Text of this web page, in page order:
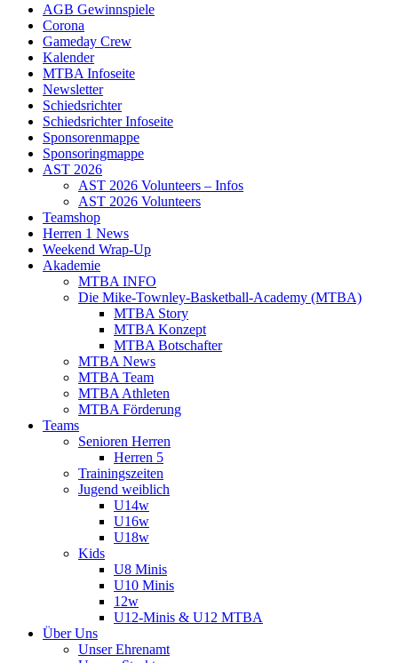
AGB Gewinnspiele
Corona
Gameday Crew
Kalender
MTBA Infoseite
Newsletter
Schiedsrichter
Schiedsrichter Infoseite
Sponsorenmappe
Sponsoringmappe
AST 2026
AST 2026 Volunteers – Infos
AST 2026 Volunteers
Teamshop
Herren 1 News
Weekend Wrap-Up
Akademie
MTBA INFO
Die Mike-Townley-Basketball-Academy (MTBA)
MTBA Story
MTBA Konzept
MTBA Botschafter
MTBA News
MTBA Team
MTBA Athleten
MTBA Förderung
Teams
Senioren Herren
Herren 5
Trainingszeiten
Jugend weiblich
U14w
U16w
U18w
Kids
U8 Minis
U10 Minis
12w
U12-Minis & U12 MTBA
Über Uns
Unser Ehrenamt